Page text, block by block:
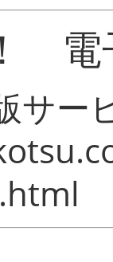
電
サー